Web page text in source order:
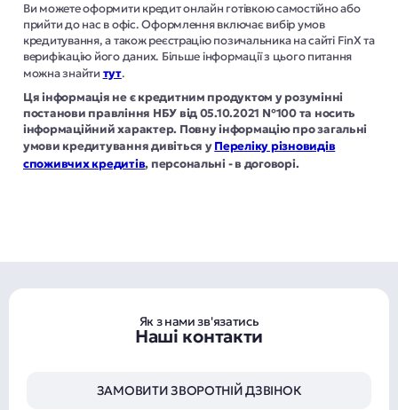
Ви можете оформити кредит онлайн готівкою самостійно або
прийти до нас в офіс. Оформлення включає вибір умов
кредитування, а також реєстрацію позичальника на сайті FinX та
верифікацію його даних. Більше інформації з цього питання
можна знайти тут.
Ця інформація не є кредитним продуктом у розумінні
постанови правління НБУ від 05.10.2021 №100 та носить
інформаційний характер. Повну інформацію про загальні
умови кредитування дивіться уПереліку різновидів
споживчих кредитів, персональні - в договорі.
Як з нами зв'язатись
Наші контакти
ЗАМОВИТИ ЗВОРОТНІЙ ДЗВІНОК